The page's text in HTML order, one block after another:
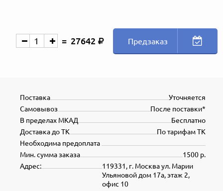
27642 Предзаказ
Уточняется
Поставка
После поставки*
Самовывоз
Бесплатно
В пределах МКАД
По тарифам ТК
Доставка до ТК
Необходима предоплата
1500 р.
Мин. сумма заказа
119331, г. Москва ул. Марии
Ульяновой дом 17а, этаж 2,
офис 10
Адрес: